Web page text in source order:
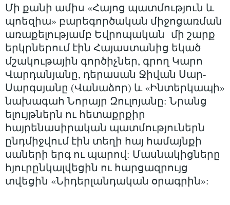
Մի քանի ամիս «Հայոց պատմություն և
պոեզիա» բարեգործական միջոցառման
առաքելությամբ Եվրոպական մի շարք
երկրներում էին Հայաստանից եկած
մշակութային գործիչներ, գրող Կարո
Վարդանյանը, դերասան Ջիվան Սար-
Սարգսյանը (Վանաձոր) և «Ինտերկապի»
նախագահ Նորայր Զուլոյանը: Նրանց
ելույթներն ու հետաքրքիր
հայրենասիրական պատմություներն
ընդմիջվում էին տեղի հայ համայնքի
սաների երգ ու պարով: Մասնակիցները
հյուրընկալվեցին ու հարցազրույց
տվեցին «Նիդերլանդական օրագրին»: